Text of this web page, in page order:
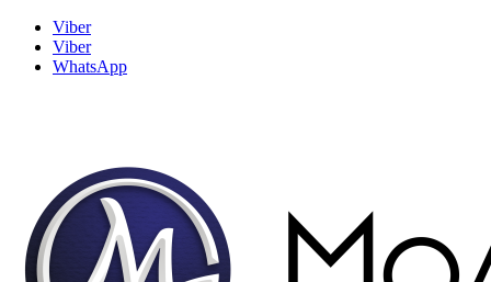
Viber
Viber
WhatsApp